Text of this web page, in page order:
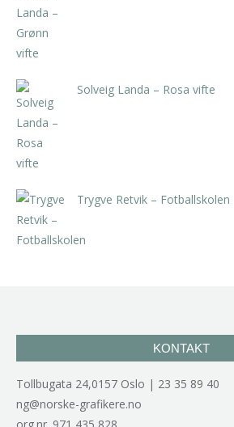
Solveig Landa – Rosa vifte
Trygve Retvik – Fotballskolen
KONTAKT
Tollbugata 24,0157 Oslo | 23 35 89 40
ng@norske-grafikere.no